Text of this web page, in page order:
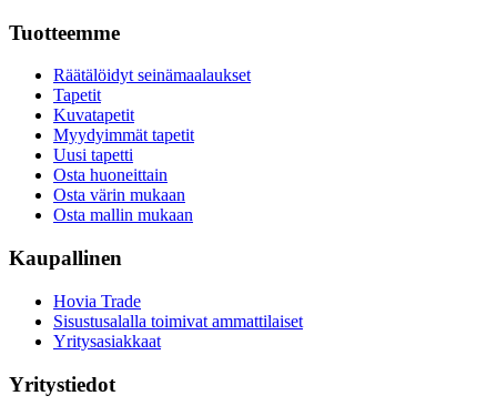
Tuotteemme
Räätälöidyt seinämaalaukset
Tapetit
Kuvatapetit
Myydyimmät tapetit
Uusi tapetti
Osta huoneittain
Osta värin mukaan
Osta mallin mukaan
Kaupallinen
Hovia Trade
Sisustusalalla toimivat ammattilaiset
Yritysasiakkaat
Yritystiedot